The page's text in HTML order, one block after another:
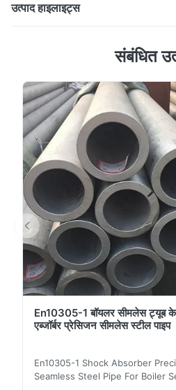
उत्पाद हाइलाइट्स
ट्यूबिंग क्रोम - मोलिब्डेनम सीमलेस
है।कई प्रकार के सीमलेस स्टील पाइप
पाइप, कोल्ड रोल्ड पाइप, हॉट रोल्ड
संबंधित
En10305-1 बॉयलर सीमलेस ट्यूब
एब्जॉर्बर प्रेसिजन सीमलेस स्टील पाइप
En10305-1 Shock Absorber
Seamless Steel Pipe For Boiler